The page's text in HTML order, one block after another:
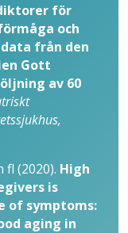
för
och
från den
Gott
av 60
fl (2020). High
is
of symptoms:
aging in